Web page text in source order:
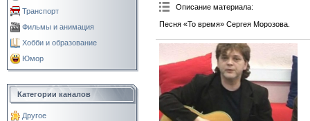
Транспорт
Фильмы и анимация
Хобби и образование
Юмор
Категории каналов
Другое
Описание материала:
Песня «То время» Сергея Морозова.